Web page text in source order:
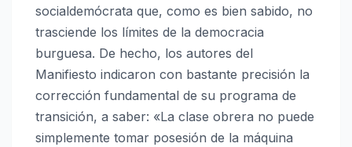
socialdemócrata que, como es bien sabido, no
trasciende los límites de la democracia
burguesa. De hecho, los autores del
Manifiesto indicaron con bastante precisión la
corrección fundamental de su programa de
transición, a saber: «La clase obrera no puede
simplemente tomar posesión de la máquina